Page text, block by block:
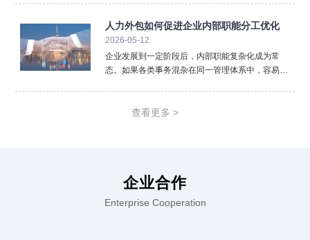
别。从法律层面看，劳务派遣是指依法设立的劳务
派遣单位（即用人单位
人力外包如何促进企业内部职能分工优化
2026-05-12
企业发展到一定阶段后，内部职能复杂化成为常
态。如果各类事务混杂在同一管理体系中，容易降
企业可以将标准化、重复性强的人事事务外置。薪
查看更多 >
企业合作
Enterprise Cooperation